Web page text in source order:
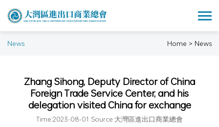
News Home > News
Zhang Sihong, Deputy Director of China
Foreign Trade Service Center, and his
delegation visited China for exchange
Time:2023-08-01 Source:大灣區進出口商業總會